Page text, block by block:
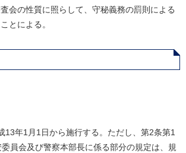
会の性質に照らして、守秘義務の罰則による
とによる。
年1月1日から施行する。ただし、第2条第1
員会及び警察本部長に係る部分の規定は、規